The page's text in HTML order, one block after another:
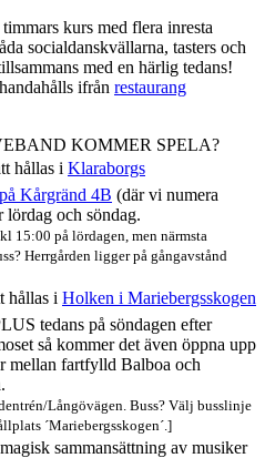
kurs med flera inresta
socialdanskvällarna, tasters och
med en härlig tedans!
ifrån restaurang
KOMMER SPELA?
hållas i Klaraborgs
Kårgränd 4B (där vi numera
lördag och söndag.
15:00 på lördagen, men närmsta
Herrgården ligger på gångavstånd
hållas i Holken i Mariebergsskogen
tedans på söndagen efter
så kommer det även öppna upp
mellan fartfylld Balboa och
Långövägen. Buss? Välj busslinje
´Mariebergsskogen´.]
sammansättning av musiker